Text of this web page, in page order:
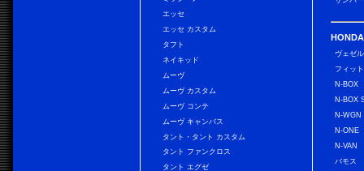
エッセ
エッセ カスタム
タフト
ネイキッド
ムーヴ
ムーヴ カスタム
ムーヴ コンテ
ムーヴ キャンバス
タント・タント カスタム
タント ファンクロス
タント エグゼ
HONDA
ヴェゼル
フィット
N-BOX
N-BOX
N-WGN
N-ONE
N-VAN
バモス